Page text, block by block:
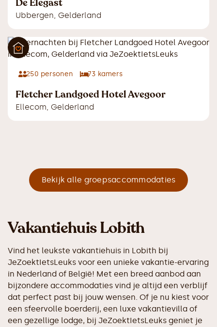
De Elegast
Ubbergen, Gelderland
250 personen 73 kamers
Fletcher Landgoed Hotel Avegoor
Ellecom, Gelderland
Bekijk alle groepsaccommodaties
Vakantiehuis Lobith
Vind het leukste vakantiehuis in Lobith bij
JeZoektIetsLeuks voor een unieke vakantie-ervaring
in Nederland of België! Met een breed aanbod aan
bijzondere accommodaties vind je altijd een verblijf
dat perfect past bij jouw wensen. Of je nu kiest voor
een sfeervolle boerderij, een luxe vakantievilla of
een gezellige lodge, bij JeZoektIetsLeuks geniet je